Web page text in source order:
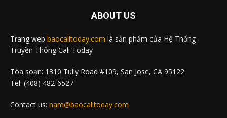
ABOUT US
Trang web baocalitoday.com là sản phẩm của Hệ Thống
Truyền Thông Cali Today
Tòa soạn: 1310 Tully Road #109, San Jose, CA 95122
Tel: (408) 482-6527
Contact us: nam@baocalitoday.com